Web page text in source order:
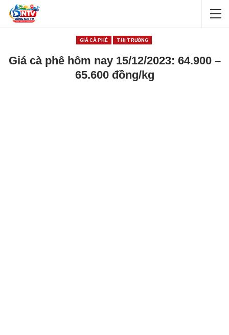
GIÁ CÀ PHÊ THỊ TRƯỜNG
Giá cà phê hôm nay 15/12/2023: 64.900 –
65.600 đồng/kg